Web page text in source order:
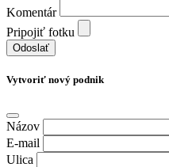
Komentár
Pripojiť fotku
Odoslať
Vytvoriť nový podnik
Názov
E-mail
Ulica